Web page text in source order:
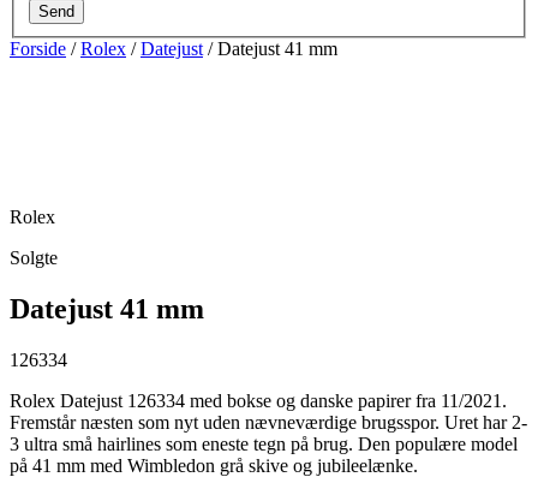
Send
Forside /Rolex /Datejust / Datejust 41 mm
Rolex
Solgte
Datejust 41 mm
126334
Rolex Datejust 126334 med bokse og danske papirer fra 11/2021.
Fremstår næsten som nyt uden nævneværdige brugsspor. Uret har 2-
3 ultra små hairlines som eneste tegn på brug. Den populære model
på 41 mm med Wimbledon grå skive og jubileelænke.